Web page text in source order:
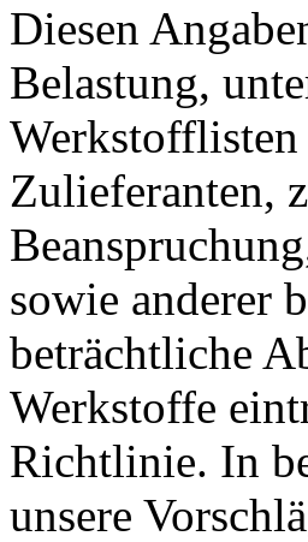
Diesen
Belastung,
Zulieferanten,
sowie anderer
beträchtliche
Werkstoffe
Richtlinie. In
unsere